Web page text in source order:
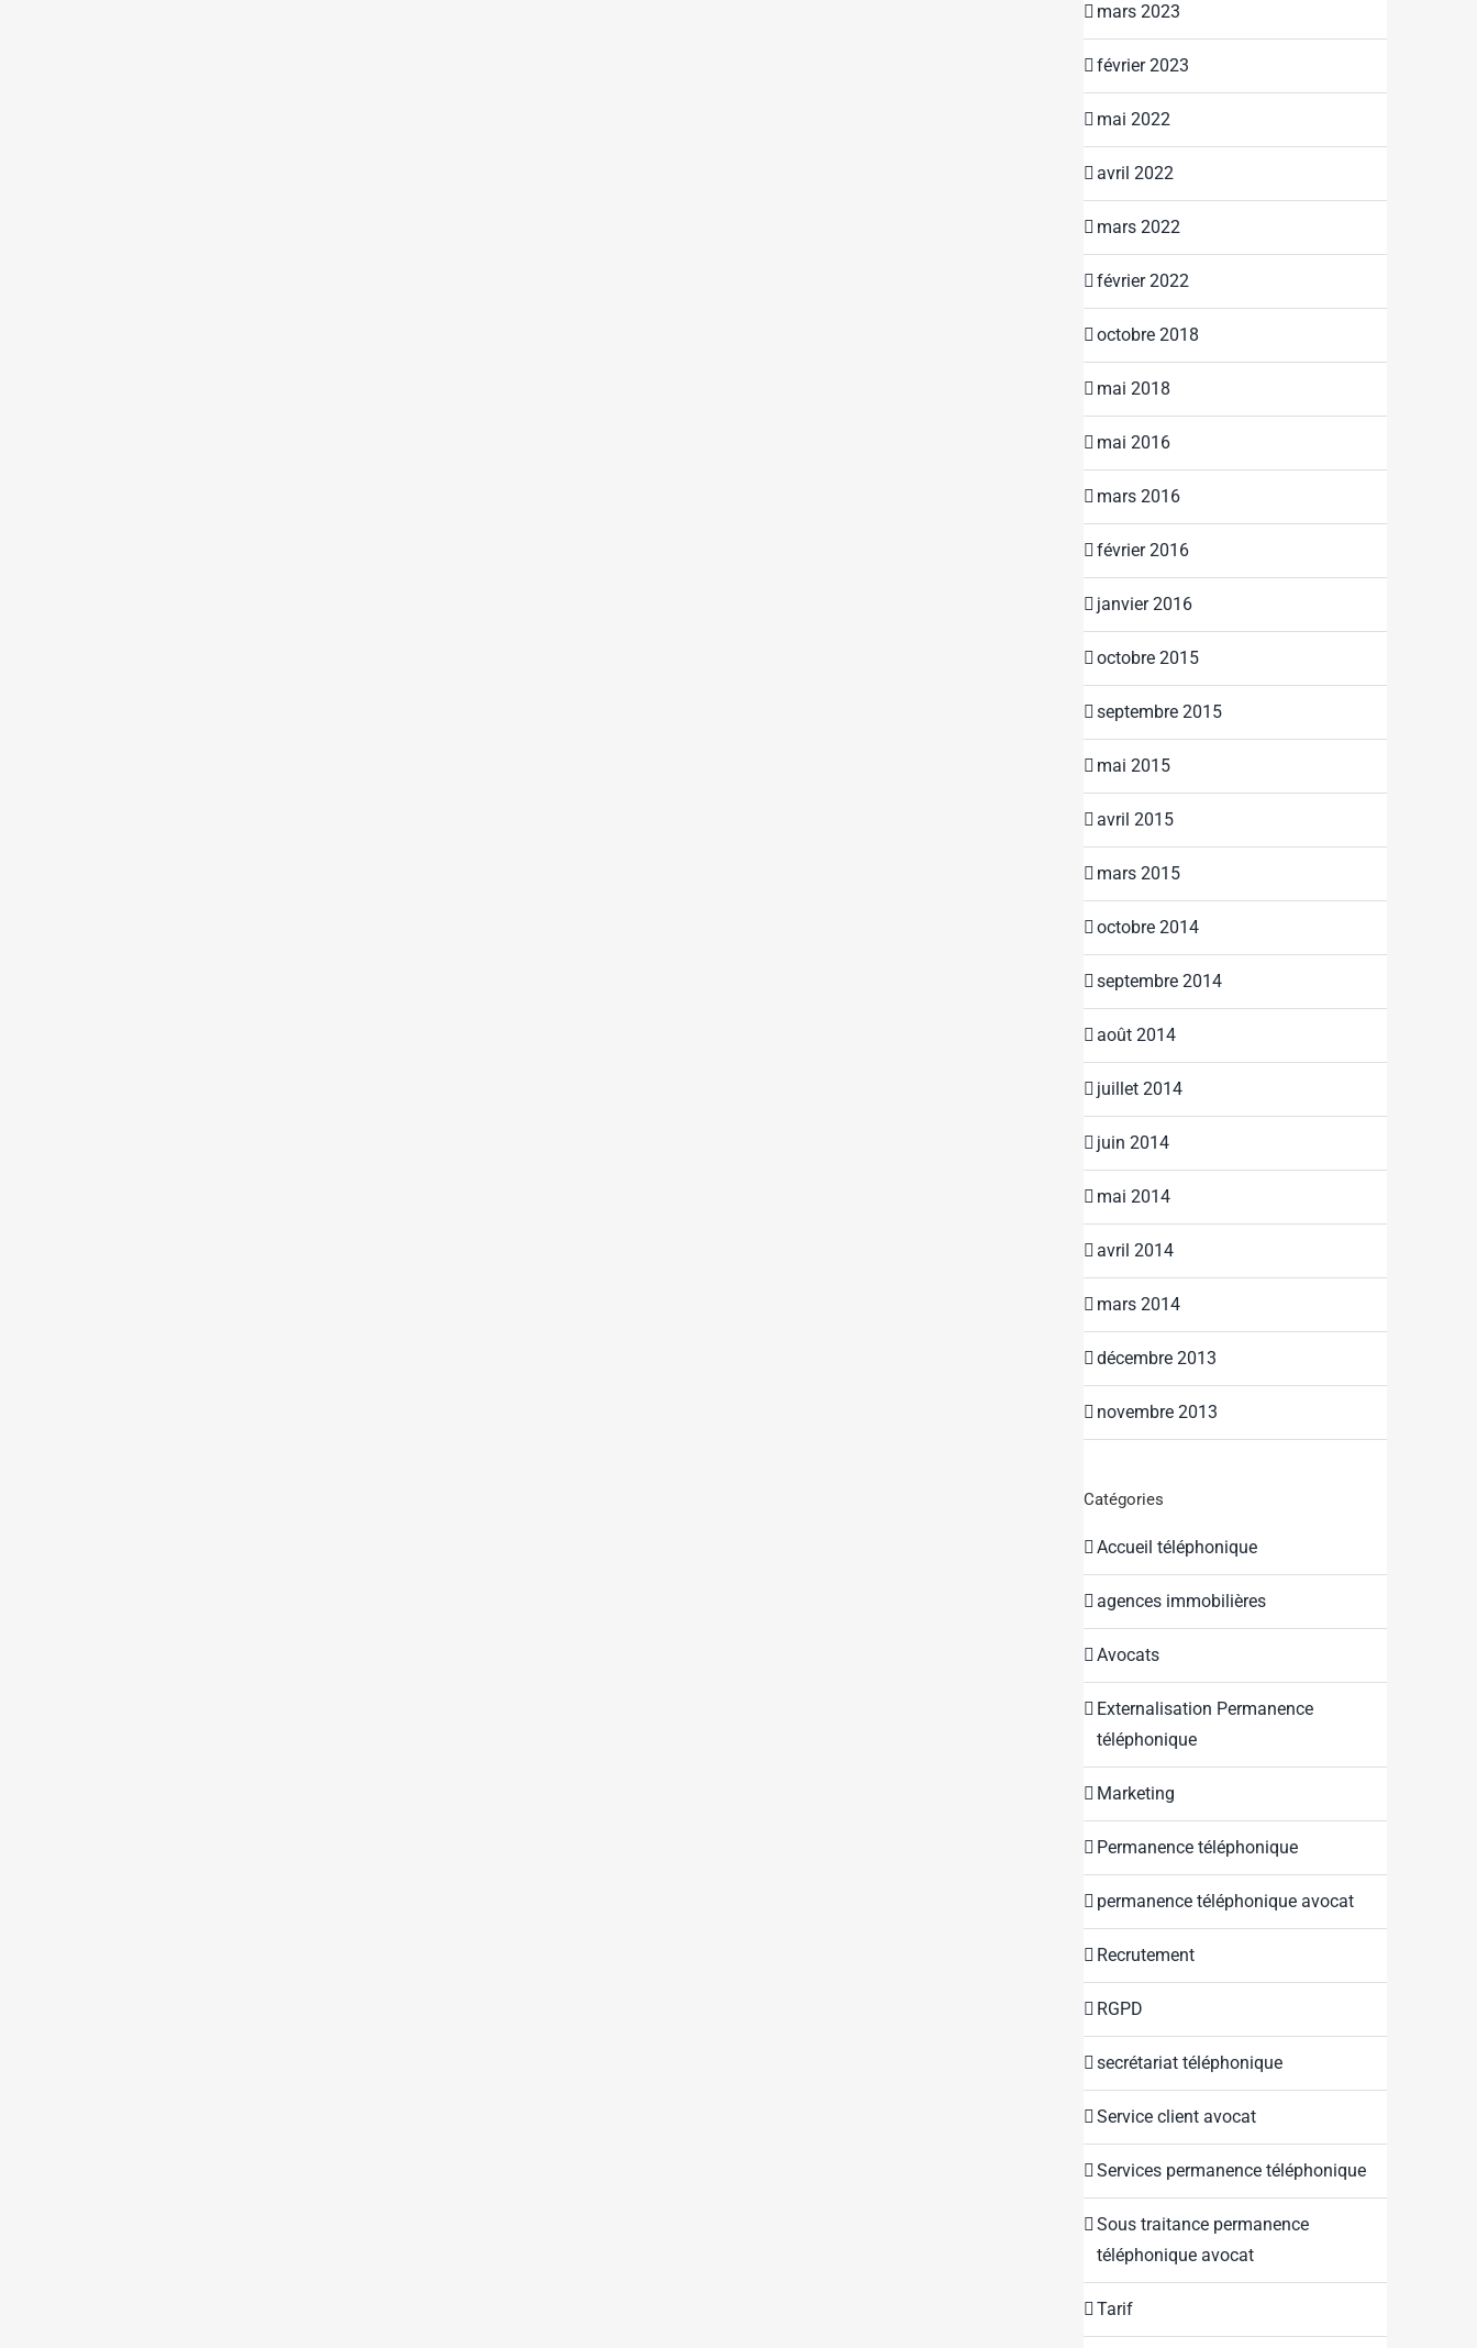
mars 2023
février 2023
mai 2022
avril 2022
mars 2022
février 2022
octobre 2018
mai 2018
mai 2016
mars 2016
février 2016
janvier 2016
octobre 2015
septembre 2015
mai 2015
avril 2015
mars 2015
octobre 2014
septembre 2014
août 2014
juillet 2014
juin 2014
mai 2014
avril 2014
mars 2014
décembre 2013
novembre 2013
Catégories
Accueil téléphonique
agences immobilières
Avocats
Externalisation Permanence
téléphonique
Marketing
Permanence téléphonique
permanence téléphonique avocat
Recrutement
RGPD
secrétariat téléphonique
Service client avocat
Services permanence téléphonique
Sous traitance permanence
téléphonique avocat
Tarif